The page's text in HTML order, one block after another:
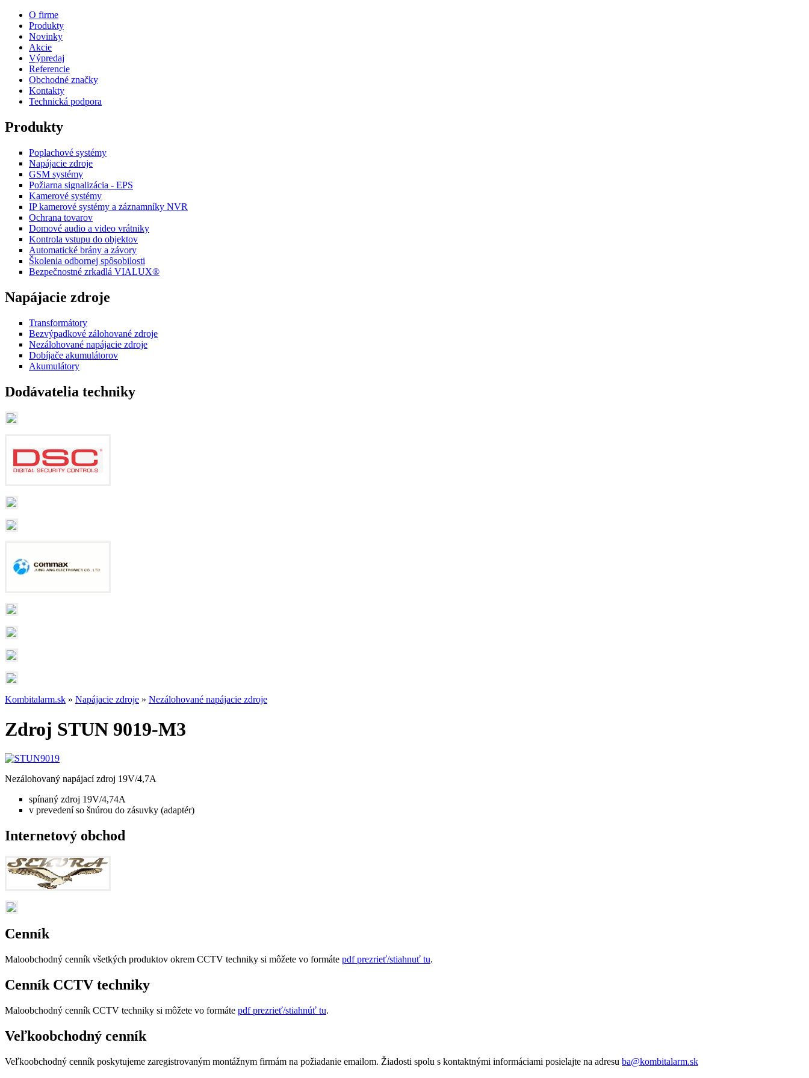
O firme
Produkty
Novinky
Akcie
Výpredaj
Referencie
Obchodné značky
Kontakty
Technická podpora
Produkty
Poplachové systémy
Napájacie zdroje
GSM systémy
Požiarna signalizácia - EPS
Kamerové systémy
IP kamerové systémy a záznamníky NVR
Ochrana tovarov
Domové audio a video vrátniky
Kontrola vstupu do objektov
Automatické brány a závory
Školenia odbornej spôsobilosti
Bezpečnostné zrkadlá VIALUX®
Napájacie zdroje
Transformátory
Bezvýpadkové zálohované zdroje
Nezálohované napájacie zdroje
Dobíjače akumulátorov
Akumulátory
Dodávatelia techniky
Kombitalarm.sk » Napájacie zdroje » Nezálohované napájacie zdroje
Zdroj STUN 9019-M3
Nezálohovaný napájací zdroj 19V/4,7A
spínaný zdroj 19V/4,74A
v prevedení so šnúrou do zásuvky (adaptér)
Internetový obchod
Cenník
Maloobchodný cenník všetkých produktov okrem CCTV techniky si môžete vo formáte pdf prezrieť/stiahnuť tu.
Cenník CCTV techniky
Maloobchodný cenník CCTV techniky si môžete vo formáte pdf prezrieť/stiahnúť tu.
Veľkoobchodný cenník
Veľkoobchodný cenník poskytujeme zaregistrovaným montážnym firmám na požiadanie emailom. Žiadosti spolu s kontaktnými informáciami posielajte na adresu ba@kombitalarm.sk